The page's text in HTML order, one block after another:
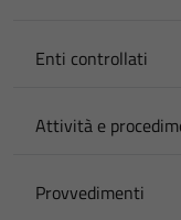
Enti controllati
Attività e
Provvedimenti